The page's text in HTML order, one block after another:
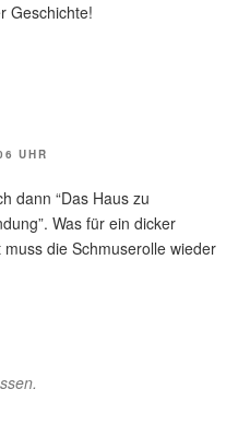
Geschichte!
UHR
dann “Das Haus zu
Was für ein dicker
die Schmuserolle wieder